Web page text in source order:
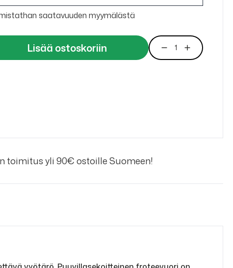
saatavuuden myymälästä
Lisää ostoskoriin
toimitus yli 90€ ostoille Suomeen!